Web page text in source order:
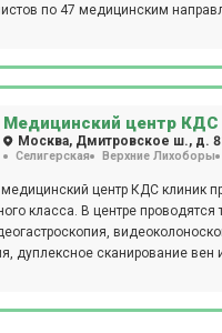
по 47 медицинским
Медицинский центр КДС
Москва, Дмитровское ш., д.
Селигерская Верхние Лихоборы
центр КДС клиник
класса. В центре
дуплексное сканирование вен
органов в т.ч. с
стоматологии, где